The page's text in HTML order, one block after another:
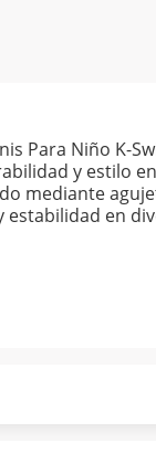
Para Niño K-
y estilo
mediante
en